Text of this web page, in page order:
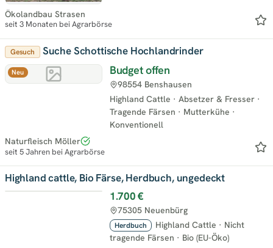
Ökolandbau Strasen
seit 3 Monaten bei Agrarbörse
Neu
Gesuch Suche Schottische Hochlandrinder
Budget offen
Highland Cattle · Absetzer & Fresser ·
Tragende Färsen · Mutterkühe ·
Konventionell
98554 Benshausen
Naturfleisch Möller
seit 5 Jahren bei Agrarbörse
Highland cattle, Bio Färse, Herdbuch, ungedeckt
1.700 €
Herdbuch Highland Cattle · Nicht
tragende Färsen · Bio (EU-Öko)
75305 Neuenbürg